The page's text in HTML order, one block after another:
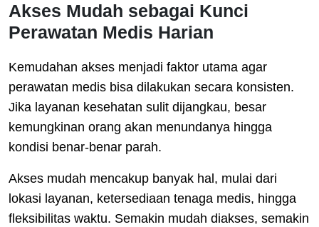
Akses Mudah sebagai Kunci
Perawatan Medis Harian
Kemudahan akses menjadi faktor utama agar
perawatan medis bisa dilakukan secara konsisten.
Jika layanan kesehatan sulit dijangkau, besar
kemungkinan orang akan menundanya hingga
kondisi benar-benar parah.
Akses mudah mencakup banyak hal, mulai dari
lokasi layanan, ketersediaan tenaga medis, hingga
fleksibilitas waktu. Semakin mudah diakses, semakin